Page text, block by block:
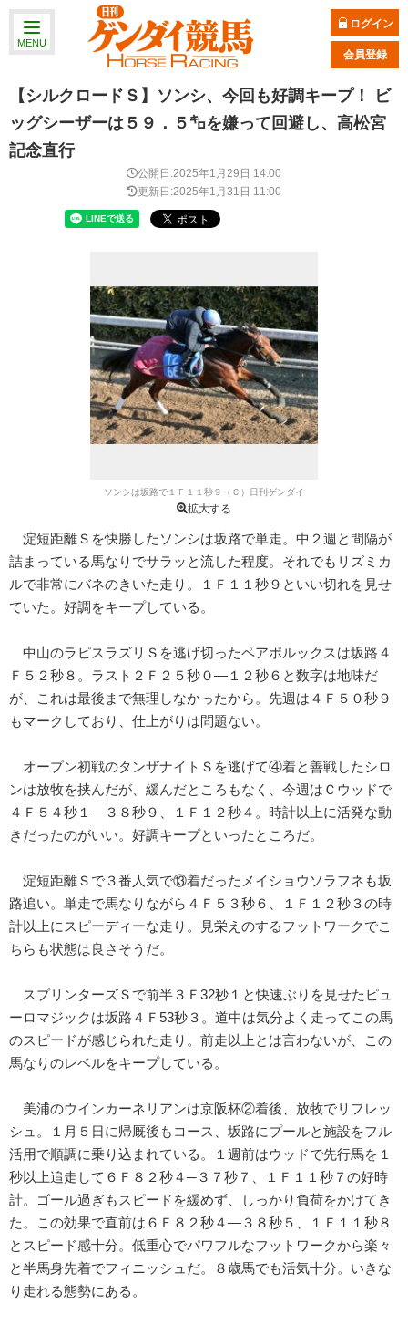
MENU
ログイン
会員登録
【シルクロードＳ】ソンシ、今回も好調キープ！ ビ
ッグシーザーは５９．５㌔を嫌って回避し、高松宮
記念直行
公開日:2025年1月29日 14:00
更新日:2025年1月31日 11:00
ソンシは坂路で１Ｆ１１秒９（Ｃ）日刊ゲンダイ
拡大する
淀短距離Ｓを快勝したソンシは坂路で単走。中２週と間隔が
詰まっている馬なりでサラッと流した程度。それでもリズミカ
ルで非常にバネのきいた走り。１Ｆ１１秒９といい切れを見せ
ていた。好調をキープしている。
中山のラピスラズリＳを逃げ切ったペアポルックスは坂路４
Ｆ５２秒８。ラスト２Ｆ２５秒０―１２秒６と数字は地味だ
が、これは最後まで無理しなかったから。先週は４Ｆ５０秒９
もマークしており、仕上がりは問題ない。
オープン初戦のタンザナイトＳを逃げて④着と善戦したシロ
ンは放牧を挟んだが、緩んだところもなく、今週はＣウッドで
４Ｆ５４秒１―３８秒９、１Ｆ１２秒４。時計以上に活発な動
きだったのがいい。好調キープといったところだ。
淀短距離Ｓで３番人気で⑬着だったメイショウソラフネも坂
路追い。単走で馬なりながら４Ｆ５３秒６、１Ｆ１２秒３の時
計以上にスピーディーな走り。見栄えのするフットワークでこ
ちらも状態は良さそうだ。
スプリンターズＳで前半３Ｆ32秒１と快速ぶりを見せたピュ
ーロマジックは坂路４Ｆ53秒３。道中は気分よく走ってこの馬
のスピードが感じられた走り。前走以上とは言わないが、この
馬なりのレベルをキープしている。
美浦のウインカーネリアンは京阪杯②着後、放牧でリフレッ
シュ。１月５日に帰厩後もコース、坂路にプールと施設をフル
活用で順調に乗り込まれている。１週前はウッドで先行馬を１
秒以上追走して６Ｆ８２秒４─３７秒７、１Ｆ１１秒７の好時
計。ゴール過ぎもスピードを緩めず、しっかり負荷をかけてき
た。この効果で直前は６Ｆ８２秒４―３８秒５、１Ｆ１１秒８
とスピード感十分。低重心でパワフルなフットワークから楽々
と半馬身先着でフィニッシュだ。８歳馬でも活気十分。いきな
り走れる態勢にある。